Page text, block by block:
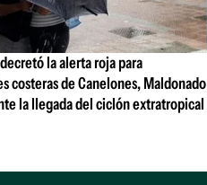
la alerta roja para
costeras de Canelones, Maldonado
la llegada del ciclón extratropical